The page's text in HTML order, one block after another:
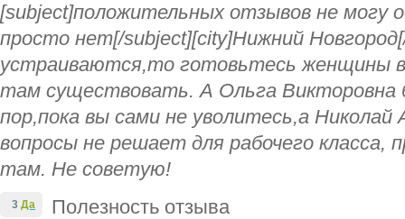
[subject]положительных отзывов не могу
просто нет[/subject][city]Нижний
устраиваются,то готовьтесь женщины
там существовать. А Ольга Викторовна
пор,пока вы сами не уволитесь,а Николай
вопросы не решает для рабочего класса,
там. Не советую!
Полезность отзыва
3 Да